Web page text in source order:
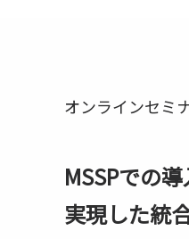
オンラインセミ
MSSPでの
実現した統